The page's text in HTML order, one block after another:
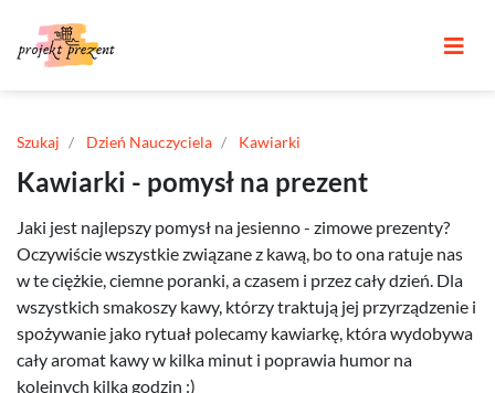
Szukaj Dzień Nauczyciela Kawiarki
Kawiarki - pomysł na prezent
Jaki jest najlepszy pomysł na jesienno - zimowe prezenty?
Oczywiście wszystkie związane z kawą, bo to ona ratuje nas
w te ciężkie, ciemne poranki, a czasem i przez cały dzień. Dla
wszystkich smakoszy kawy, którzy traktują jej przyrządzenie i
spożywanie jako rytuał polecamy kawiarkę, która wydobywa
cały aromat kawy w kilka minut i poprawia humor na
kolejnych kilka godzin :)